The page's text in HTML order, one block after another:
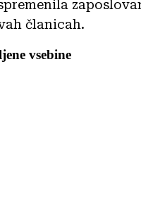
članicah.
vsebine